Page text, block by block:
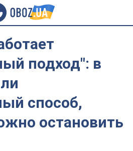
подход": в
способ,
остановить